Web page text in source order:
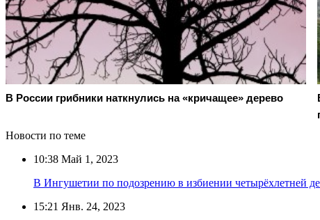
В России грибники наткнулись на «кричащее» дерево
Новости по теме
10:38 Май 1, 2023
В Ингушетии по подозрению в избиении четырёхлетней
15:21 Янв. 24, 2023